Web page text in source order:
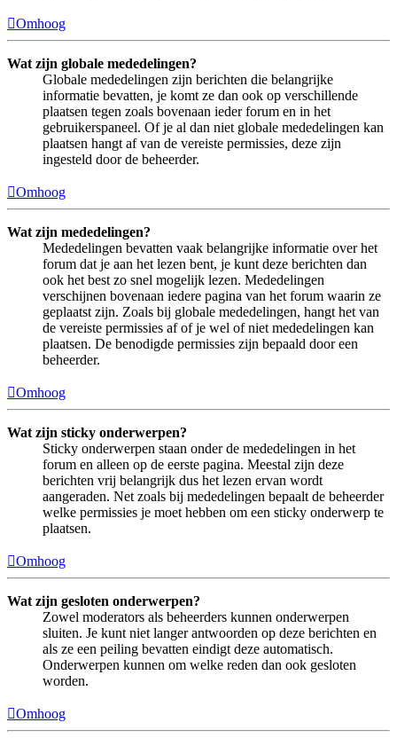
Omhoog
Wat zijn globale mededelingen?
Globale mededelingen zijn berichten die belangrijke
informatie bevatten, je komt ze dan ook op verschillende
plaatsen tegen zoals bovenaan ieder forum en in het
gebruikerspaneel. Of je al dan niet globale mededelingen kan
plaatsen hangt af van de vereiste permissies, deze zijn
ingesteld door de beheerder.
Omhoog
Wat zijn mededelingen?
Mededelingen bevatten vaak belangrijke informatie over het
forum dat je aan het lezen bent, je kunt deze berichten dan
ook het best zo snel mogelijk lezen. Mededelingen
verschijnen bovenaan iedere pagina van het forum waarin ze
geplaatst zijn. Zoals bij globale mededelingen, hangt het van
de vereiste permissies af of je wel of niet mededelingen kan
plaatsen. De benodigde permissies zijn bepaald door een
beheerder.
Omhoog
Wat zijn sticky onderwerpen?
Sticky onderwerpen staan onder de mededelingen in het
forum en alleen op de eerste pagina. Meestal zijn deze
berichten vrij belangrijk dus het lezen ervan wordt
aangeraden. Net zoals bij mededelingen bepaalt de beheerder
welke permissies je moet hebben om een sticky onderwerp te
plaatsen.
Omhoog
Wat zijn gesloten onderwerpen?
Zowel moderators als beheerders kunnen onderwerpen
sluiten. Je kunt niet langer antwoorden op deze berichten en
als ze een peiling bevatten eindigt deze automatisch.
Onderwerpen kunnen om welke reden dan ook gesloten
worden.
Omhoog